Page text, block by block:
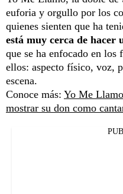
euforia y orgullo por los
quienes sienten que ha
está muy cerca de hacer
que se ha enfocado en los
ellos: aspecto físico, voz,
escena.
Conoce más: Yo Me
mostrar su don como